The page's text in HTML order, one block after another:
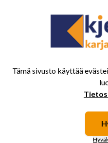
tuotteet.
Tämä sivusto käyttää